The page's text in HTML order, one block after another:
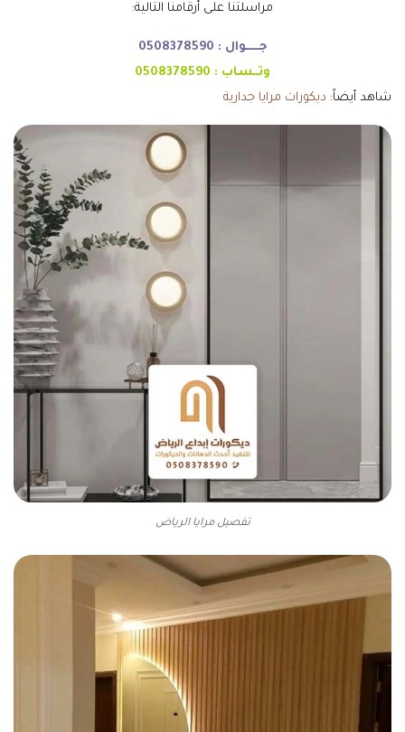
مراسلتنا على أرقامنا التالية:
جـــــوال : 0508378590
وتــساب : 0508378590
شاهد أيضاً: ديكورات مرايا جدارية
تفصيل مرايا الرياض